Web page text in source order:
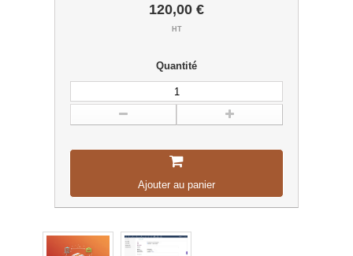
120,00 €
HT
Quantité
Ajouter au panier